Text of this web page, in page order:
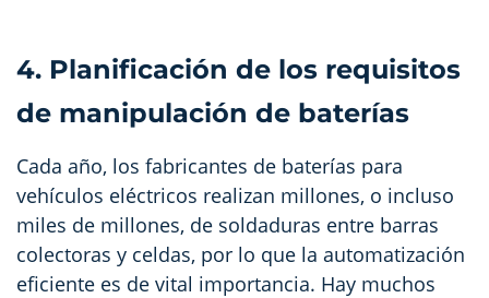
4. Planificación de los requisitos
de manipulación de baterías
Cada año, los fabricantes de baterías para
vehículos eléctricos realizan millones, o incluso
miles de millones, de soldaduras entre barras
colectoras y celdas, por lo que la automatización
eficiente es de vital importancia. Hay muchos